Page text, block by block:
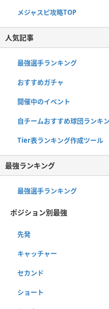
メジャスピ攻略TOP
人気記事
最強選手ランキング
おすすめガチャ
開催中のイベント
自チームおすすめ球団ランキ
Tier表ランキング作成ツール
最強ランキング
最強選手ランキング
ポジション別最強
先発
キャッチャー
セカンド
ショート